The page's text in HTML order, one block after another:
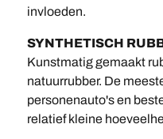
invloeden.
SYNTHETISCH
Kunstmatig gemaakt
natuurrubber. De
personenauto's en
relatief kleine